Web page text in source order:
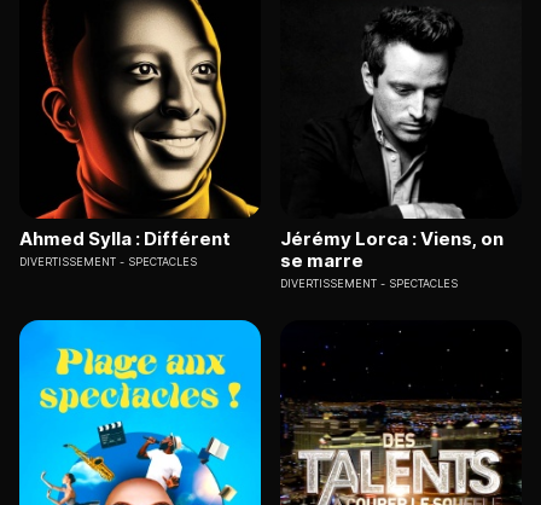
Ahmed Sylla : Différent
DIVERTISSEMENT SPECTACLES
Jérémy Lorca : Viens, on
se marre
DIVERTISSEMENT SPECTACLES